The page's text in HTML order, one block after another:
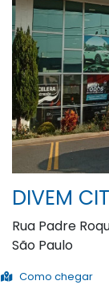
DIVEM
Rua Padre
São Paulo
Como chegar